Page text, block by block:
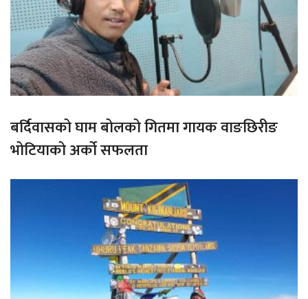
बर्दिवासको घाम बोलको गितमा गायक वाङछिरीङ
भोटियाको अर्को सफलता